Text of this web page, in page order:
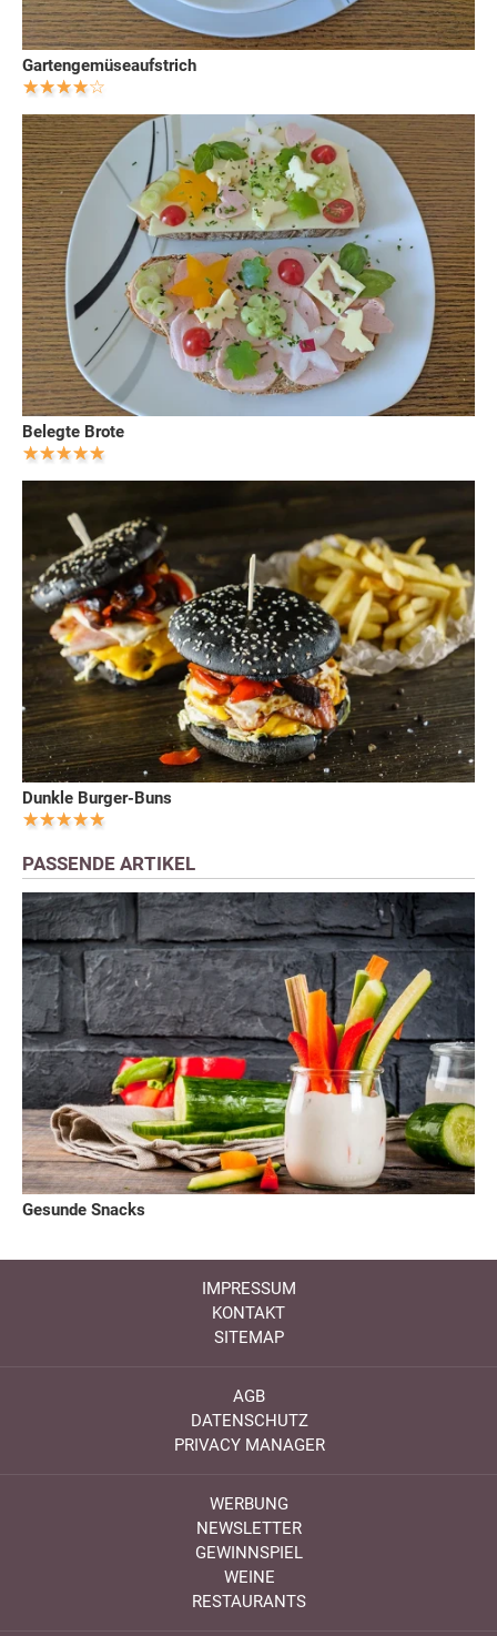
Gartengemüseaufstrich
Belegte Brote
Dunkle Burger-Buns
PASSENDE ARTIKEL
Gesunde Snacks
IMPRESSUM
KONTAKT
SITEMAP
AGB
DATENSCHUTZ
PRIVACY MANAGER
WERBUNG
NEWSLETTER
GEWINNSPIEL
WEINE
RESTAURANTS